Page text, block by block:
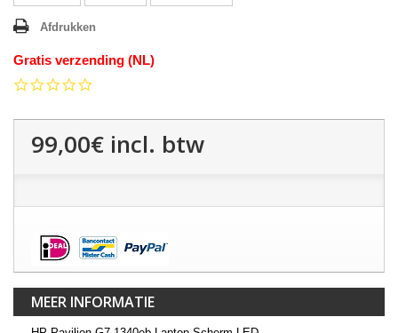
Afdrukken
Gratis verzending (NL)
99,00€ incl. btw
MEER INFORMATIE